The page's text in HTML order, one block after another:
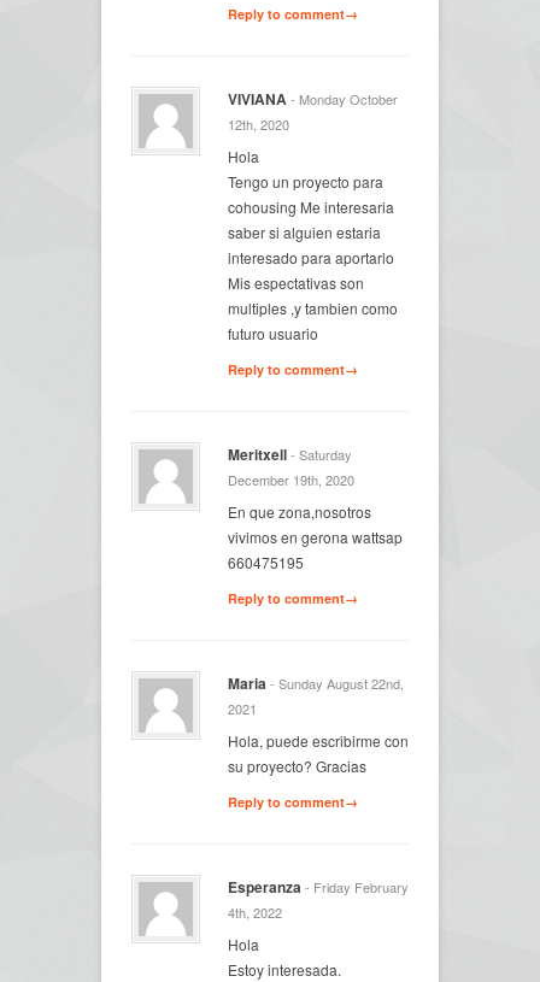
Reply to comment→
VIVIANA- Monday October
12th, 2020
Hola
Tengo un proyecto para
cohousing Me interesaria
saber si alguien estaria
interesado para aportarlo
Mis espectativas son
multiples ,y tambien como
futuro usuario
Reply to comment→
Meritxell- Saturday
December 19th, 2020
En que zona,nosotros
vivimos en gerona wattsap
660475195
Reply to comment→
Maria- Sunday August 22nd,
2021
Hola, puede escribirme con
su proyecto? Gracias
Reply to comment→
Esperanza- Friday February
4th, 2022
Hola
Estoy interesada.